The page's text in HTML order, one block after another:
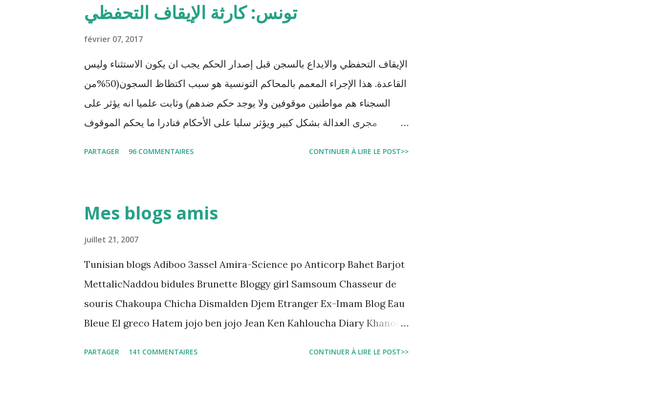
تونس: كارثة الإيقاف التحفظي
février 07, 2017
الإيقاف التحفظي والايداع بالسجن قبل إصدار الحكم يجب ان يكون الاستثناء وليس
القاعدة. هذا الإجراء المعمم بالمحاكم التونسية هو سبب اكتظاظ السجون(50%من
السجناء هم مواطنين موقوفين ولا يوجد حكم ضدهم) وثابت علميا انه يؤثر على
مجرى العدالة بشكل كبير ويؤثر سلبا على الأحكام فنادرا ما يحكم الموقوف
préventive: Analyse du cadre juridique tunisien au regard des Lignes
directrices Luanda"
PARTAGER 96 COMMENTAIRES CONTINUER À LIRE LE POST>>
Mes blogs amis
juillet 21, 2007
Tunisian blogs Adiboo 3assel Amira-Science po Anticorp Bahet Barjot
MettalicNaddou bidules Brunette Bloggy girl Samsoum Chasseur de
souris Chakoupa Chicha Dismalden Djem Etranger Ex-Imam Blog Eau
Bleue El greco Hatem jojo ben jojo Jean Ken Kahloucha Diary Khanouf
PARTAGER 141 COMMENTAIRES CONTINUER À LIRE LE POST>>